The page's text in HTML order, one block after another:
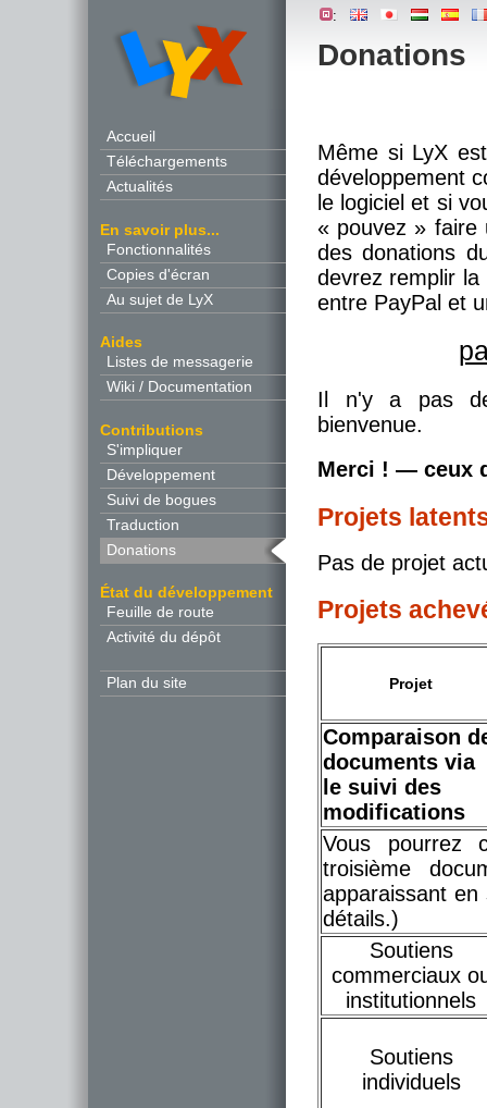
Donations
:
Accueil
Téléchargements
Actualités
En savoir plus...
Fonctionnalités
Copies d'écran
Au sujet de LyX
Aides
Listes de messagerie
Wiki / Documentation
Contributions
S'impliquer
Développement
Suivi de bogues
Traduction
Donations
État du développement
Feuille de route
Activité du dépôt
Plan du site
Même si LyX
développement
le logiciel et si
« pouvez » faire
des donations
devrez remplir
entre PayPal et
Il n'y a pas
bienvenue.
Merci ! — ceux
Projets
Pas de projet
Projets
Projet
Comparaison
documents via
le suivi des
modifications
Vous pourrez
troisième
apparaissant
détails.)
Soutiens
commerciaux
institutionnels
Soutiens
individuels